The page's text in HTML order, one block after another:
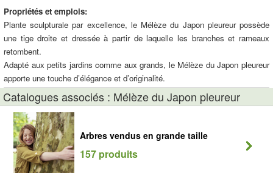
Propriétés et emplois:
Plante sculpturale par excellence, le Mélèze du Japon pleureur possède
une tige droite et dressée à partir de laquelle les branches et rameaux
retombent.
Adapté aux petits jardins comme aux grands, le Mélèze du Japon pleureur
apporte une touche d’élégance et d’originalité.
Catalogues associés : Mélèze du Japon pleureur
Arbres vendus en grande taille
157 produits